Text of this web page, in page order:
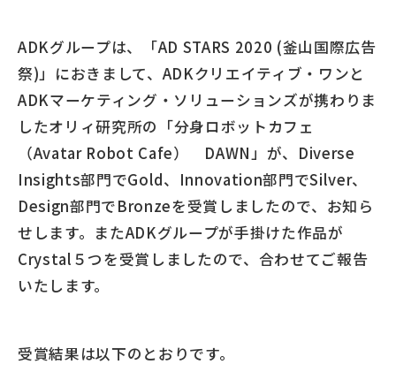
ADKグループは、「AD STARS 2020 (釜山国際広告
祭)」におきまして、ADKクリエイティブ・ワンと
ADKマーケティング・ソリューションズが携わりま
したオリィ研究所の「分身ロボットカフェ
（Avatar Robot Cafe） DAWN」が、Diverse
Insights部門でGold、Innovation部門でSilver、
Design部門でBronzeを受賞しましたので、お知ら
せします。またADKグループが手掛けた作品が
Crystal５つを受賞しましたので、合わせてご報告
いたします。
受賞結果は以下のとおりです。